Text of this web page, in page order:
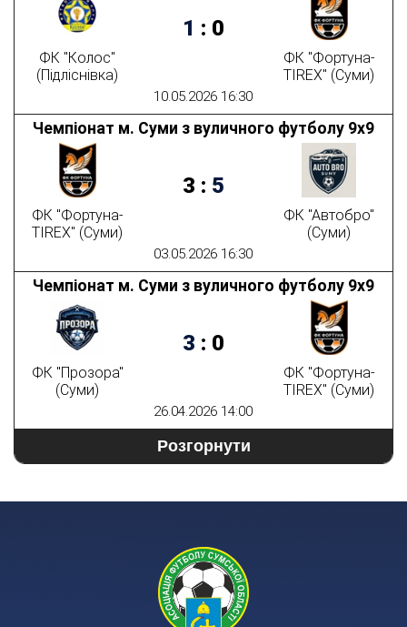
10.05.2026 16:30
ФК "Колос"
(Підліснівка)
1 : 0
ФК "Фортуна-
TIREX" (Суми)
03.05.2026 16:30
Чемпіонат м. Суми з вуличного футболу 9х9
ФК "Фортуна-
TIREX" (Суми)
3 : 5
ФК "Автобро"
(Суми)
26.04.2026 14:00
Чемпіонат м. Суми з вуличного футболу 9х9
ФК "Прозора"
(Суми)
3 : 0
ФК "Фортуна-
TIREX" (Суми)
Розгорнути